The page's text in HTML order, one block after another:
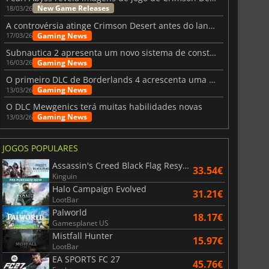
18/03/26 New Game Releases
A controvérsia atinge Crimson Desert antes do lançamento
17/03/26 Gaming News
Subnautica 2 apresenta um novo sistema de construção de bases
16/03/26 Gaming News
O primeiro DLC de Borderlands 4 acrescenta uma nova personagem e muito mais
13/03/26 Gaming News
O DLC Mewgenics terá muitas habilidades novas
13/03/26 Gaming News
JOGOS POPULARES
Assassin's Creed Black Flag Resynced
Kinguin 33.54€
Halo Campaign Evolved
LootBar 31.21€
Palworld
Gamesplanet US 18.17€
Mistfall Hunter
LootBar 15.97€
EA SPORTS FC 27 45.76€